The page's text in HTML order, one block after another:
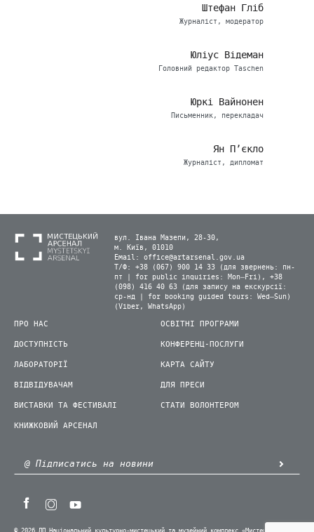
Штефан Гліб
Журналіст, модератор
Юліус Відеман
Головний редактор Taschen
Юркі Вайнонен
Письменник, перекладач
Ян П’єкло
Журналіст, дипломат
вул. Івана Мазепи, 28-30,
м. Київ, 01010
Email: office@artarsenal.gov.ua
Т/Ф: +38 (067) 900 14 33 (для звернень: пн-
пт | for public inquiries: Mon–Fri), +38
(098) 416 40 63 (для запису на екскурсії:
ср-нд | for booking guided tours: Wed–Sun)
(Viber, WhatsApp)
ПРО НАС
ДОСТУПНІСТЬ
ЛАБОРАТОРІЇ
ВІДВІДУВАЧАМ
ВИСТАВКИ ТА ФЕСТИВАЛІ
КНИЖКОВИЙ АРСЕНАЛ
ОСВІТНІ ПРОГРАМИ
КОНФЕРЕНЦ-ПОСЛУГИ
КАРТА САЙТУ
ДЛЯ ПРЕСИ
СТАТИ ВОЛОНТЕРОМ